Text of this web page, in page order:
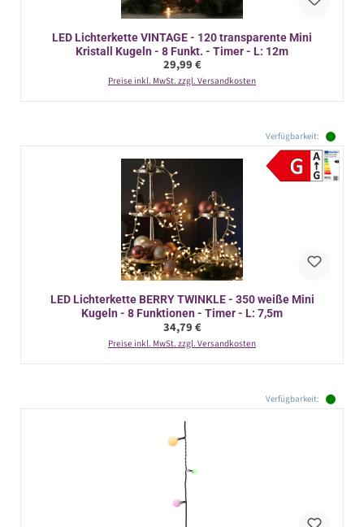
LED Lichterkette VINTAGE - 120 transparente Mini
Kristall Kugeln - 8 Funkt. - Timer - L: 12m
Regulärer Preis:
29,99 €
Preise inkl. MwSt. zzgl. Versandkosten
Verfügbarkeit:
LED Lichterkette BERRY TWINKLE - 350 weiße Mini
Kugeln - 8 Funktionen - Timer - L: 7,5m
Regulärer Preis:
34,79 €
Preise inkl. MwSt. zzgl. Versandkosten
Verfügbarkeit: